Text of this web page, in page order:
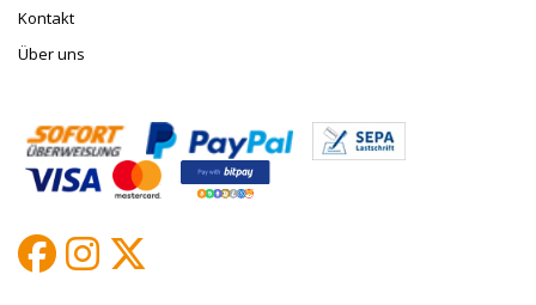
Kontakt
Über uns